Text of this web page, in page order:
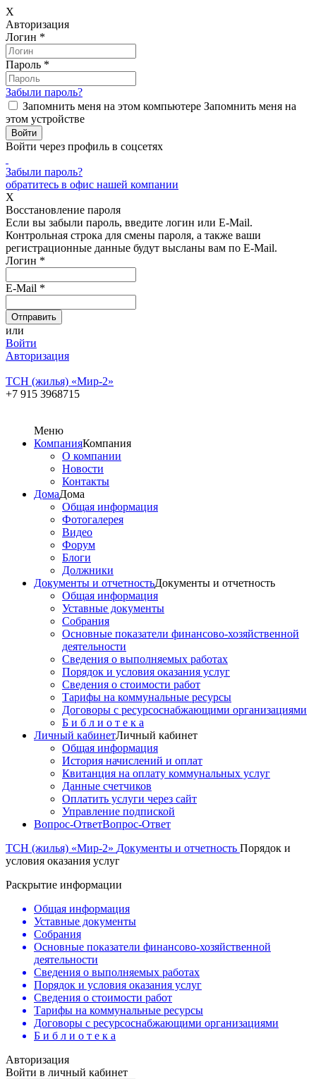
X
Авторизация
Логин *
Пароль *
Забыли пароль?
Запомнить меня на этом компьютере Запомнить меня на
этом устройстве
Войти через профиль в соцсетях
Забыли пароль?
обратитесь в офис нашей компании
X
Восстановление пароля
Если вы забыли пароль, введите логин или E-Mail.
Контрольная строка для смены пароля, а также ваши
регистрационные данные будут высланы вам по E-Mail.
Логин *
E-Mail *
или
Войти
Авторизация
ТСН (жилья) «Мир-2»
+7 915 3968715
Меню
КомпанияКомпания
О компании
Новости
Контакты
ДомаДома
Общая информация
Фотогалерея
Видео
Форум
Блоги
Должники
Документы и отчетностьДокументы и отчетность
Общая информация
Уставные документы
Собрания
Основные показатели финансово-хозяйственной
деятельности
Сведения о выполняемых работах
Порядок и условия оказания услуг
Сведения о стоимости работ
Тарифы на коммунальные ресурсы
Договоры c ресурсоснабжающими организациями
Б и б л и о т е к а
Личный кабинетЛичный кабинет
Общая информация
История начислений и оплат
Квитанция на оплату коммунальных услуг
Данные счетчиков
Оплатить услуги через сайт
Управление подпиской
Вопрос-ОтветВопрос-Ответ
ТСН (жилья) «Мир-2» Документы и отчетность Порядок и
условия оказания услуг
Раскрытие информации
Общая информация
Уставные документы
Собрания
Основные показатели финансово-хозяйственной
деятельности
Сведения о выполняемых работах
Порядок и условия оказания услуг
Сведения о стоимости работ
Тарифы на коммунальные ресурсы
Договоры c ресурсоснабжающими организациями
Б и б л и о т е к а
Авторизация
Войти в личный кабинет